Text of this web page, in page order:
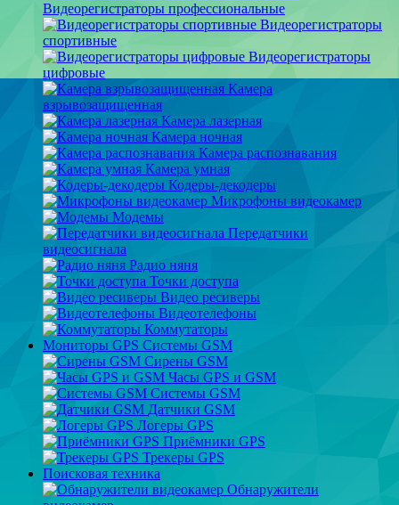
Видеорегистраторы профессиональные
Видеорегистраторы
спортивные
Видеорегистраторы
цифровые
Камера
взрывозащищенная
Камера лазерная
Камера ночная
Камера распознавания
Камера умная
Кодеры-декодеры
Микрофоны видеокамер
Модемы
Передатчики
видеосигнала
Радио няня
Точки доступа
Видео ресиверы
Видеотелефоны
Коммутаторы
Мониторы GPS Системы GSM
Сирены GSM
Часы GPS и GSM
Системы GSM
Датчики GSM
Логеры GPS
Приёмники GPS
Трекеры GPS
Поисковая техника
Обнаружители